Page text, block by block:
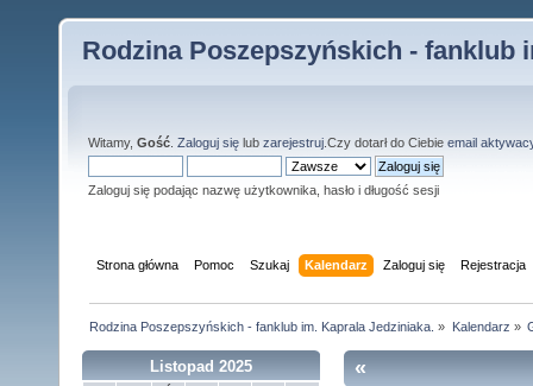
Rodzina Poszepszyńskich - fanklub
Witamy, Gość Zaloguj się lub zarejestruj .Czy dotarł do Ciebie email
Zaloguj się podając nazwę użytkownika, hasło i długość sesji
Strona główna Pomoc Szukaj Kalendarz Zaloguj się Rejestracja
Rodzina Poszepszyńskich - fanklub im. Kaprala Jedziniaka. » Kalendarz »
Listopad 2025 «